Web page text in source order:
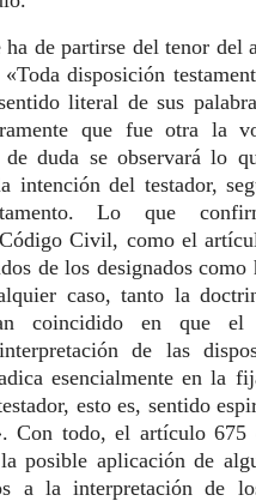
ha de partirse del tenor del
disposición
literal de sus
que fue otra la
duda se observará lo
intención del testador,
Lo que
Civil, como el
de los designados como
caso, tanto la
coincidido en que el
de las
esencialmente en la
esto es, sentido
Con todo, el artículo 675
posible aplicación de
a la interpretación de